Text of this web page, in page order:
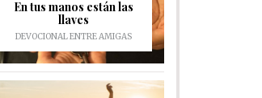
En tus manos están las
llaves
DEVOCIONAL ENTRE AMIGAS